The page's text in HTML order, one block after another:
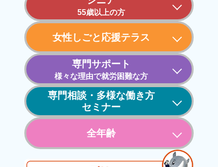
55歳以上の方
女性しごと応援テラス
専門サポート
様々な理由で就労困難な方
専門相談・ 多様な働き方
セミナー
全年齢